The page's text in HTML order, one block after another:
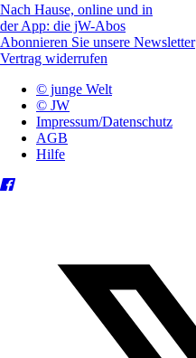
Nach Hause, online und in
der App: die jW-Abos
Abonnieren Sie unsere Newsletter
Vertrag widerrufen
© junge Welt
© JW
Impressum/Datenschutz
AGB
Hilfe